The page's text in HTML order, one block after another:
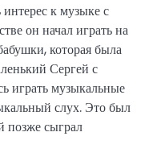
интерес к музыке с
он начал играть на
которая была
Сергей с
играть музыкальные
слух. Это был
позже сыграл